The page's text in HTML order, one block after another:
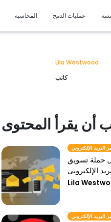
المحاسبة عمليات الدمج
Lila Westwood
كاتب
أن يقرأ المحتوى
البريد الإلكتروني
حملة تسويق
الإلكتروني
Lila
الإلكتروني